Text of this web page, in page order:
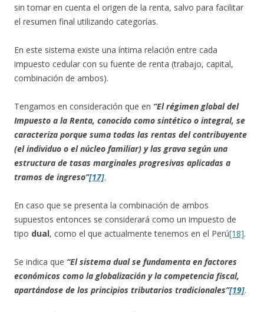
sin tomar en cuenta el origen de la renta, salvo para facilitar
el resumen final utilizando categorías.
En este sistema existe una íntima relación entre cada
impuesto cedular con su fuente de renta (trabajo, capital,
combinación de ambos).
Tengamos en consideración que en “El régimen global del
Impuesto a la Renta, conocido como sintético o integral, se
caracteriza porque suma todas las rentas del contribuyente
(el individuo o el núcleo familiar) y las grava según una
estructura de tasas marginales progresivas aplicadas a
tramos de ingreso”[17].
En caso que se presenta la combinación de ambos
supuestos entonces se considerará como un impuesto de
tipo dual, como el que actualmente tenemos en el Perú[18].
Se indica que “El sistema dual se fundamenta en factores
económicos como la globalización y la competencia fiscal,
apartándose de los principios tributarios tradicionales”[19].